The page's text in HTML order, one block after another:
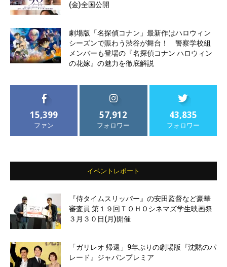
(金)全国公開
劇場版「名探偵コナン」最新作はハロウィン
シーズンで賑わう渋谷が舞台！ 警察学校組
メンバーも登場の『名探偵コナン ハロウィン
の花嫁』の魅力を徹底解説
15,399
ファン
57,912
フォロワー
43,835
フォロワー
イベントレポート
『侍タイムスリッパー』の安田監督など豪華
審査員 第１９回ＴＯＨＯシネマズ学生映画祭
３月３０日(月)開催
「ガリレオ 帰還」9年ぶりの劇場版『沈黙のパ
レード』ジャパンプレミア